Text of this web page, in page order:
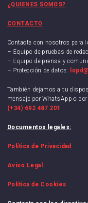
¿QUIENES SOMOS?
CONTACTO
Contacta con nosotros para
– Equipo de pruebas de
– Equipo de prensa y
– Protección de datos:
También dejamos a tu
mensaje por WhatsApp o
(+34) 692 487 201
Documentos legales:
Política de Privacidad
Aviso Legal
Política de Cookies